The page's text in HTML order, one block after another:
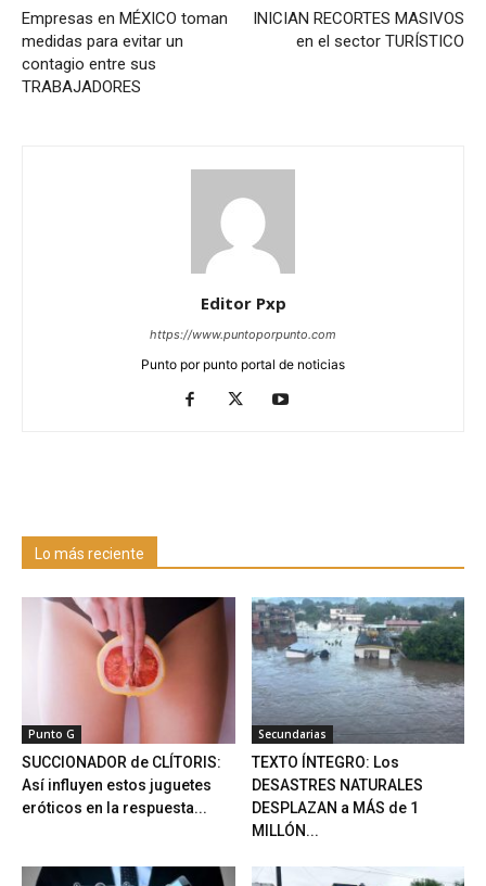
Empresas en MÉXICO toman
medidas para evitar un
contagio entre sus
TRABAJADORES
INICIAN RECORTES MASIVOS
en el sector TURÍSTICO
Editor Pxp
https://www.puntoporpunto.com
Punto por punto portal de noticias
Lo más reciente
Punto G
SUCCIONADOR de CLÍTORIS:
Así influyen estos juguetes
eróticos en la respuesta...
Secundarias
TEXTO ÍNTEGRO: Los
DESASTRES NATURALES
DESPLAZAN a MÁS de 1
MILLÓN...